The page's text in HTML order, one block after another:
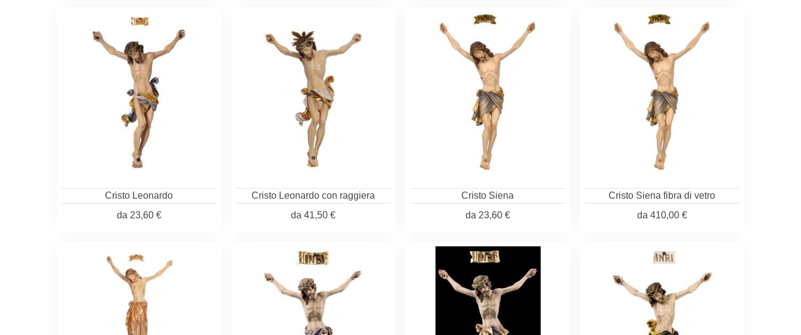
Cristo Leonardo
da 23,60 €
Cristo Leonardo con raggiera
da 41,50 €
Cristo Siena
da 23,60 €
Cristo Siena fibra di vetro
da 410,00 €